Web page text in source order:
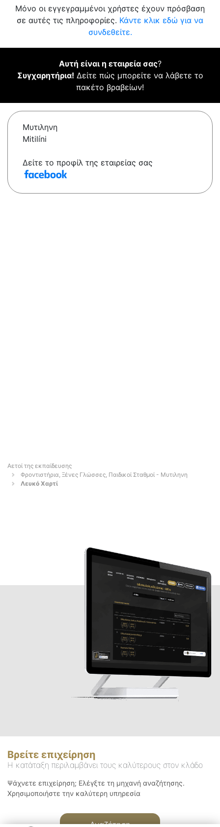
Μόνο οι εγγεγραμμένοι χρήστες έχουν πρόσβαση
σε αυτές τις πληροφορίες. Κάντε κλικ εδώ για να
συνδεθείτε.
Αυτή είναι η εταιρεία σας?
Συγχαρητήρια! Δείτε πώς μπορείτε να λάβετε το
πακέτο βραβείων!
Μυτιληνη
Mitilíni
Δείτε το προφίλ της εταιρείας σας
Αετοί της εκπαίδευσης
Φροντιστήρια, Ξένες Γλώσσες, Παιδικοί Σταθμοί - Μυτιληνη
Λευκό Χαρτί
Βρείτε επιχείρηση
Η κατάταξη περιλαμβάνει τους καλύτερους στον κλάδο
Ψάχνετε επιχείρηση; Ελέγξτε τη μηχανή αναζήτησης.
Χρησιμοποιήστε την καλύτερη υπηρεσία
Αναζήτηση